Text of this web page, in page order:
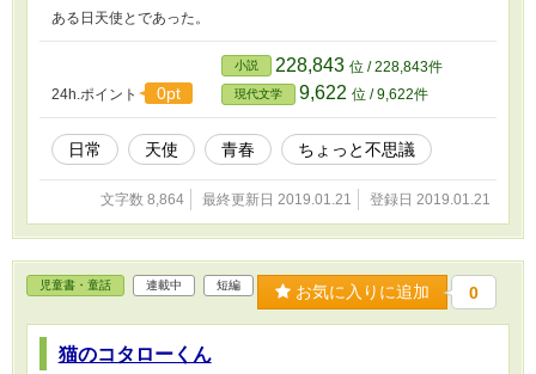
ある日天使とであった。
24h.ポイント 0pt
小説 228,843 位 / 228,843件
現代文学 9,622 位 / 9,622件
日常 天使 青春 ちょっと不思議
文字数 8,864 最終更新日 2019.01.21 登録日 2019.01.21
児童書・童話 連載中 短編 お気に入りに追加 0
猫のコタローくん